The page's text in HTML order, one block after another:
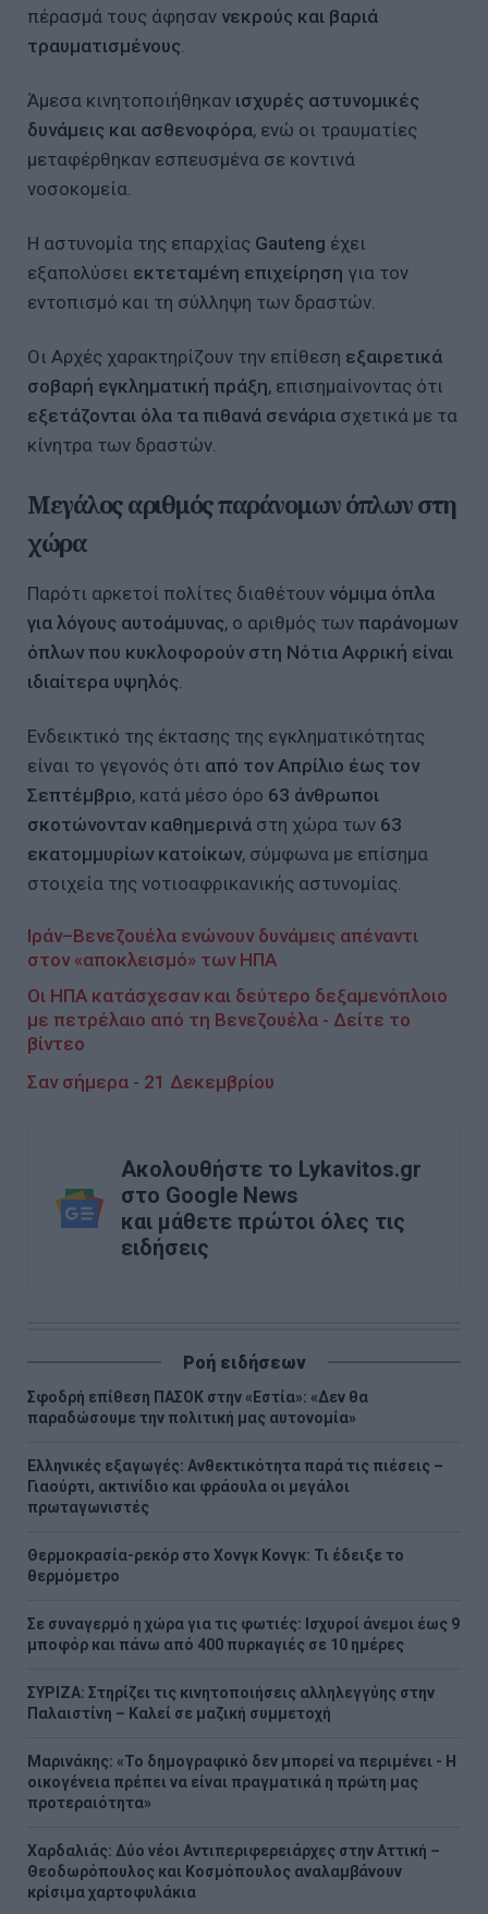
πέρασμά τους άφησαν νεκρούς και βαριά
τραυματισμένους.
Άμεσα κινητοποιήθηκαν ισχυρές αστυνομικές
δυνάμεις και ασθενοφόρα, ενώ οι τραυματίες
μεταφέρθηκαν εσπευσμένα σε κοντινά
νοσοκομεία.
Η αστυνομία της επαρχίας Gauteng έχει
εξαπολύσει εκτεταμένη επιχείρηση για τον
εντοπισμό και τη σύλληψη των δραστών.
Οι Αρχές χαρακτηρίζουν την επίθεση εξαιρετικά
σοβαρή εγκληματική πράξη, επισημαίνοντας ότι
εξετάζονται όλα τα πιθανά σενάρια σχετικά με τα
κίνητρα των δραστών.
Μεγάλος αριθμός παράνομων όπλων στη
χώρα
Παρότι αρκετοί πολίτες διαθέτουν νόμιμα όπλα
για λόγους αυτοάμυνας, ο αριθμός των παράνομων
όπλων που κυκλοφορούν στη Νότια Αφρική είναι
ιδιαίτερα υψηλός.
Ενδεικτικό της έκτασης της εγκληματικότητας
είναι το γεγονός ότι από τον Απρίλιο έως τον
Σεπτέμβριο, κατά μέσο όρο 63 άνθρωποι
σκοτώνονταν καθημερινά στη χώρα των 63
εκατομμυρίων κατοίκων, σύμφωνα με επίσημα
στοιχεία της νοτιοαφρικανικής αστυνομίας.
Ιράν–Βενεζουέλα ενώνουν δυνάμεις απέναντι
στον «αποκλεισμό» των ΗΠΑ
Οι ΗΠΑ κατάσχεσαν και δεύτερο δεξαμενόπλοιο
με πετρέλαιο από τη Βενεζουέλα - Δείτε το
βίντεο
Σαν σήμερα - 21 Δεκεμβρίου
Ακολουθήστε το Lykavitos.gr
στο Google News
και μάθετε πρώτοι όλες τις
ειδήσεις
Ροή ειδήσεων
Σφοδρή επίθεση ΠΑΣΟΚ στην «Εστία»: «Δεν θα
παραδώσουμε την πολιτική μας αυτονομία»
Ελληνικές εξαγωγές: Ανθεκτικότητα παρά τις πιέσεις –
Γιαούρτι, ακτινίδιο και φράουλα οι μεγάλοι
πρωταγωνιστές
Θερμοκρασία-ρεκόρ στο Χονγκ Κονγκ: Τι έδειξε το
θερμόμετρο
Σε συναγερμό η χώρα για τις φωτιές: Ισχυροί άνεμοι έως 9
μποφόρ και πάνω από 400 πυρκαγιές σε 10 ημέρες
ΣΥΡΙΖΑ: Στηρίζει τις κινητοποιήσεις αλληλεγγύης στην
Παλαιστίνη – Καλεί σε μαζική συμμετοχή
Μαρινάκης: «Το δημογραφικό δεν μπορεί να περιμένει - Η
οικογένεια πρέπει να είναι πραγματικά η πρώτη μας
προτεραιότητα»
Χαρδαλιάς: Δύο νέοι Αντιπεριφερειάρχες στην Αττική –
Θεοδωρόπουλος και Κοσμόπουλος αναλαμβάνουν
κρίσιμα χαρτοφυλάκια